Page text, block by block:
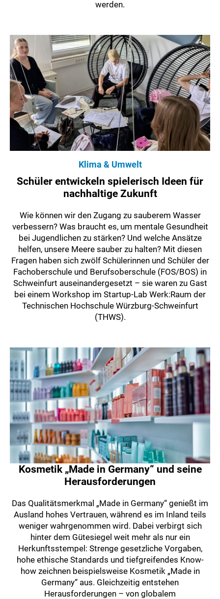
werden.
Klima & Umwelt
Schüler entwickeln spielerisch Ideen für
nachhaltige Zukunft
Wie können wir den Zugang zu sauberem Wasser
verbessern? Was braucht es, um mentale Gesundheit
bei Jugendlichen zu stärken? Und welche Ansätze
helfen, unsere Meere sauber zu halten? Mit diesen
Fragen haben sich zwölf Schülerinnen und Schüler der
Fachoberschule und Berufsoberschule (FOS/BOS) in
Schweinfurt auseinandergesetzt – sie waren zu Gast
bei einem Workshop im Startup-Lab Werk:Raum der
Technischen Hochschule Würzburg-Schweinfurt
(THWS).
Kosmetik „Made in Germany“ und seine
Herausforderungen
Das Qualitätsmerkmal „Made in Germany“ genießt im
Ausland hohes Vertrauen, während es im Inland teils
weniger wahrgenommen wird. Dabei verbirgt sich
hinter dem Gütesiegel weit mehr als nur ein
Herkunftsstempel: Strenge gesetzliche Vorgaben,
hohe ethische Standards und tiefgreifendes Know-
how zeichnen beispielsweise Kosmetik „Made in
Germany“ aus. Gleichzeitig entstehen
Herausforderungen – von globalem